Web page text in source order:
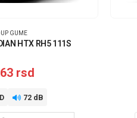
GUME
HTX RH5 111S
rsd
D 72 dB